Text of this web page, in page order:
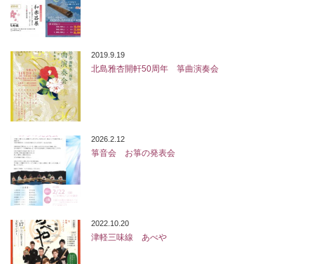
2019.9.19
北島雅杏開軒50周年 箏曲演奏会
2026.2.12
箏音会 お箏の発表会
2022.10.20
津軽三味線 あべや